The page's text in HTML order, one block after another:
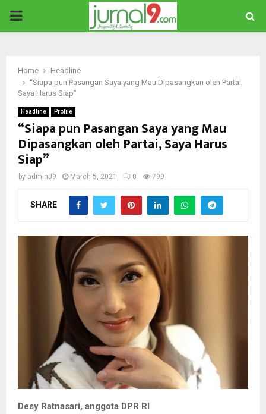
PRIMARY
Home
Headline
“Siapa pun Pasangan Saya yang Mau Dipasangkan oleh Partai,
Saya Harus Siap”
Headline Profile
“Siapa pun Pasangan Saya yang Mau
Dipasangkan oleh Partai, Saya Harus
Siap”
by adminJ9 March 5, 2021 0 799
SHARE
Desy Ratnasari, anggota DPR RI